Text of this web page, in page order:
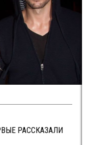
РАССКАЗАЛИ